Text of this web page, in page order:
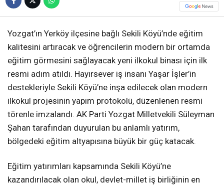
Yozgat’ın Yerköy ilçesine bağlı Sekili Köyü’nde eğitim
kalitesini artıracak ve öğrencilerin modern bir ortamda
eğitim görmesini sağlayacak yeni ilkokul binası için ilk
resmi adım atıldı. Hayırsever iş insanı Yaşar İşler’in
destekleriyle Sekili Köyü’ne inşa edilecek olan modern
ilkokul projesinin yapım protokolü, düzenlenen resmi
törenle imzalandı. AK Parti Yozgat Milletvekili Süleyman
Şahan tarafından duyurulan bu anlamlı yatırım,
bölgedeki eğitim altyapısına büyük bir güç katacak.
Eğitim yatırımları kapsamında Sekili Köyü’ne
kazandırılacak olan okul, devlet-millet iş birliğinin en